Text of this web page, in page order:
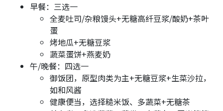
早餐：三选一
全麦吐司/杂粮馒头+无糖高纤豆浆/酸奶+茶叶
蛋
烤地瓜+无糖豆浆
蔬菜蛋饼+燕麦奶
午/晚餐：四选一
御饭团，原型肉类为主+无糖豆浆+生菜沙拉，
如和风酱
健康便当，选择糙米饭、多蔬菜+无糖茶